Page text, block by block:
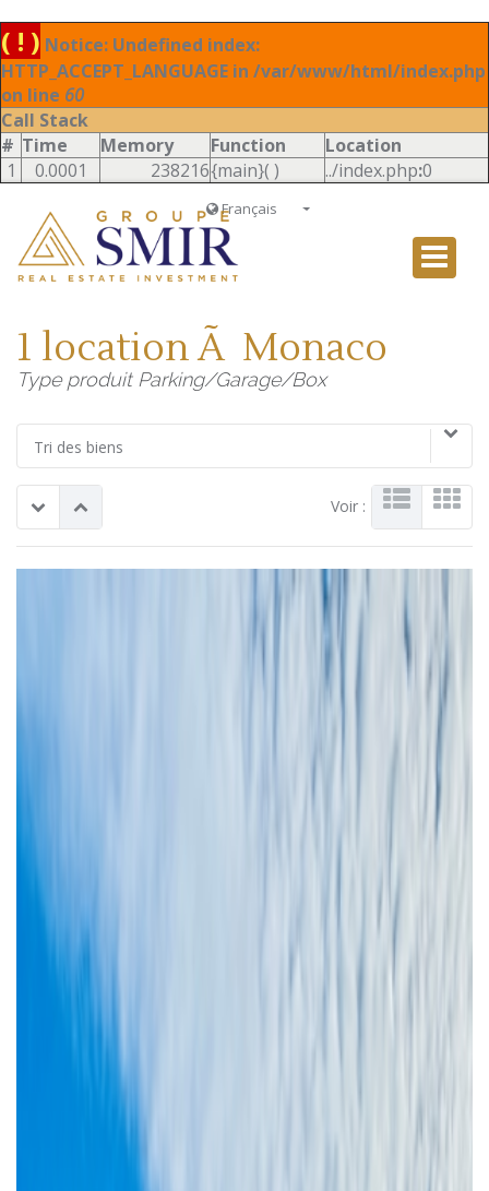
( ! ) Notice: Undefined index:
HTTP_ACCEPT_LANGUAGE in /var/www/html/index.php
on line 60
Call Stack
# Time Memory Function
Location
1
0.0001 238216{main}( ) ../index.php:0
Français
Italiano
1 location Ã Monaco
Type produit Parking/Garage/Box
Tri des biens
Voir :